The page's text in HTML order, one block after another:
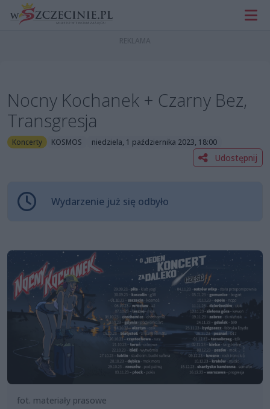
Nocny Kochanek + Czarny Bez,
Transgresja
Koncerty KOSMOS niedziela, 1 października 2023, 18:00
Udostępnij
Wydarzenie już się odbyło
fot. materiały prasowe